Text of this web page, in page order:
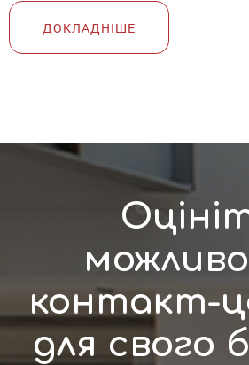
ДОКЛАДНІШЕ
контакт-
для свого